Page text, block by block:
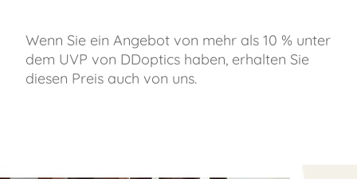
Wenn Sie ein Angebot von mehr als 10 % unter
dem UVP von DDoptics haben, erhalten Sie
diesen Preis auch von uns.